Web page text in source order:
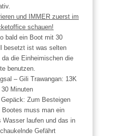
und IMMER zuerst im
schauen!
bald ein Boot mit 30
besetzt ist was selten
da die Einheimischen die
benutzen.
– Gili Trawangan: 13K
Minuten
Zum Besteigen
muss man ein
Wasser laufen und das in
Gefährt